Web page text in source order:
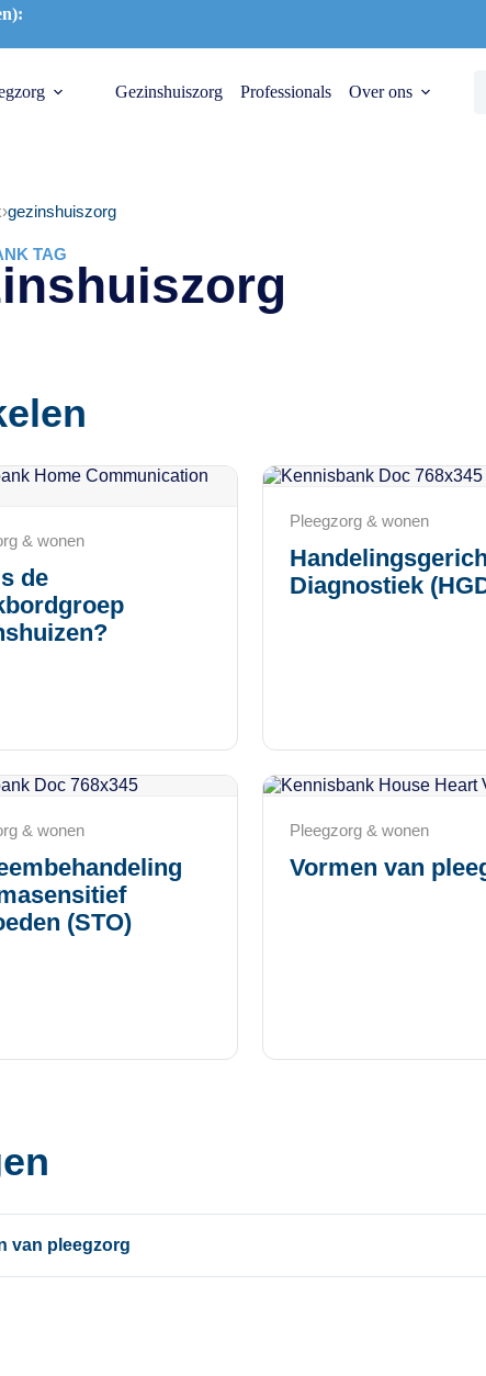
Gezinshuiszorg Professionals Over ons
›gezinshuiszorg
TAG
& wonen
de
Pleegzorg & wonen
Diagnostiek
& wonen
(STO)
Pleegzorg & wonen
Vormen van
van pleegzorg